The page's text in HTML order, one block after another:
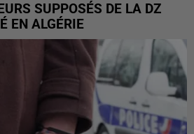
SUPPOSÉS DE LA DZ
EN ALGÉRIE